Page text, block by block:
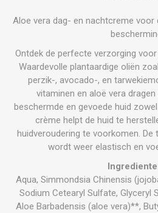
Aloe vera dag- en nachtcreme voor
Ontdek de perfecte verzorging
Waardevolle plantaardige oliën
perzik-, avocado-, en
vitaminen en aloë vera
beschermde en gevoede huid
crème helpt de huid te
huidveroudering te voorkomen. De
wordt weer elastisch en
Aqua, Simmondsia Chinensis
Sodium Cetearyl Sulfate, Glyceryl
Aloe Barbadensis (aloe vera)**,